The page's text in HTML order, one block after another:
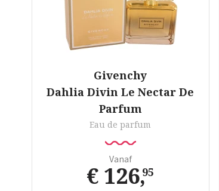
Givenchy
Dahlia Divin Le Nectar De
Parfum
Eau de parfum
Vanaf
€ 126,95